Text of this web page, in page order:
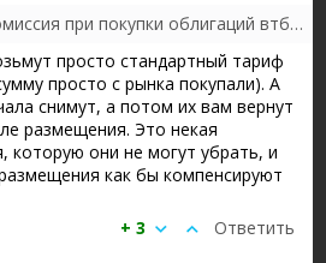
добрый день! какая комиссия при покупки облигаций втб рисует 150р
просто стандартный тариф
просто с рынка покупали). А
снимут, а потом их вам вернут
размещения. Это некая
которую они не могут убрать, и
как бы компенсируют
Ответить
+ 3